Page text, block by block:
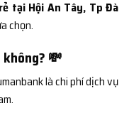
tại Hội An Tây, Tp Đà
chọn.
💸
là chi phí dịch vụ